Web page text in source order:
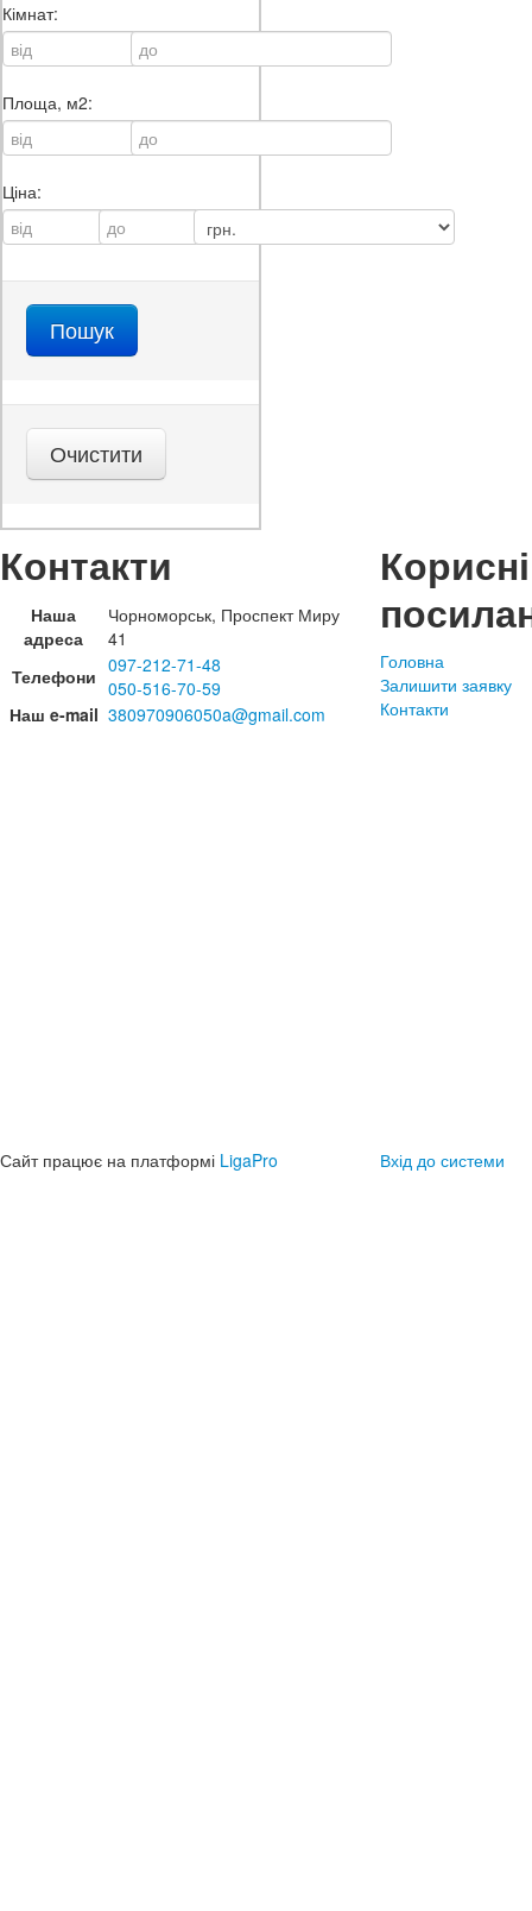
Кімнат:
Площа, м2:
Ціна:
Контакти
Наша
адреса
Чорноморськ, Проспект Миру
41
Телефони 097-212-71-48
050-516-70-59
Наш e-mail 380970906050a@gmail.com
Корисні
Головна
Залишити заявку
Контакти
Сайт працює на платформі LigaPro Вхід до системи